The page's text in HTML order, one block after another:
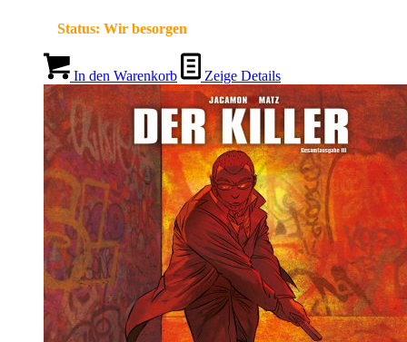
Status: Wir besorgen
In den Warenkorb Zeige Details